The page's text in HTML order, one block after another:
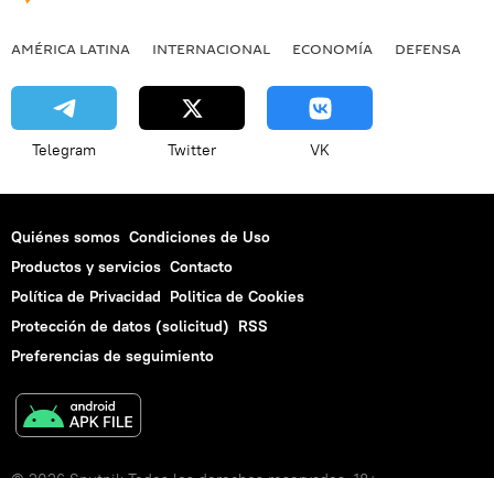
AMÉRICA LATINA INTERNACIONAL ECONOMÍA DEFENSA
Telegram Twitter VK
Quiénes somos Condiciones de Uso
Productos y servicios Contacto
Política de Privacidad Politica de Cookies
Protección de datos (solicitud) RSS
Preferencias de seguimiento